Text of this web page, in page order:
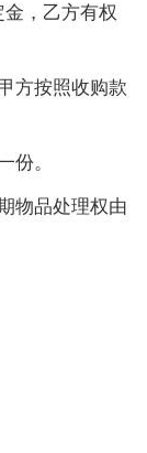
，乙方有权
方按照收购款
份。
物品处理权由